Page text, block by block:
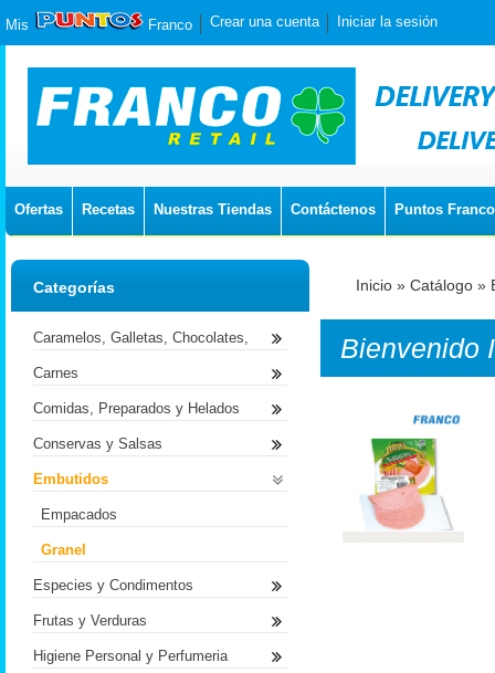
Mis Franco Crear una cuenta Iniciar la sesión
Ofertas Recetas Nuestras Tiendas Contáctenos Puntos Franco
Inicio » Catálogo »
Bienvenido
Categorías
Caramelos, Galletas, Chocolates,
Carnes
Comidas, Preparados y Helados
Conservas y Salsas
Embutidos
Empacados
Granel
Especies y Condimentos
Frutas y Verduras
Higiene Personal y Perfumeria